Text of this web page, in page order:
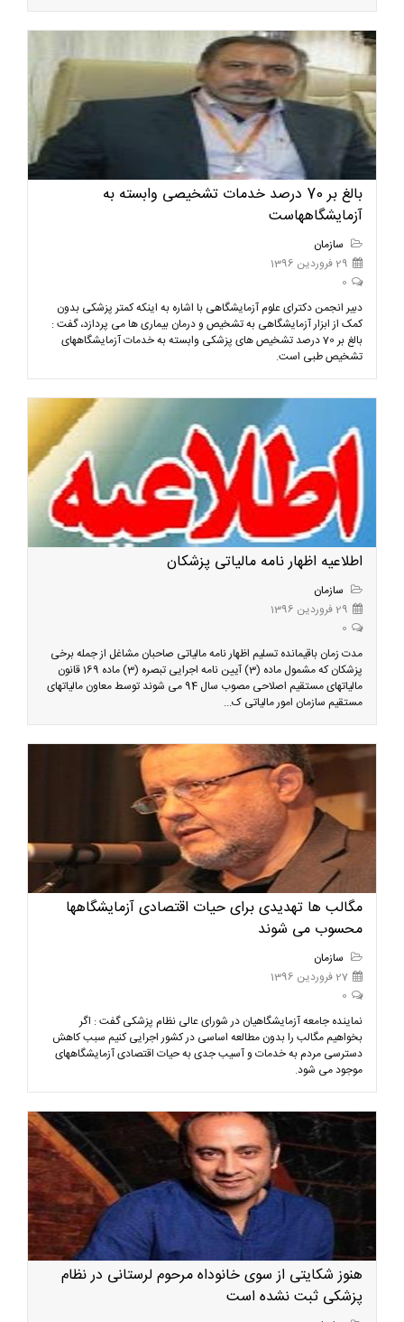
بالغ بر 70 درصد خدمات تشخیصی وابسته به
آزمایشگاههاست
سازمان
29 فروردین 1396
0
دبیر انجمن دکترای علوم آزمایشگاهی با اشاره به اینکه کمتر پزشکی بدون
کمک از ابزار آزمایشگاهی به تشخیص و درمان بیماری ها می پردازد، گفت :
بالغ بر 70 درصد تشخیص های پزشکی وابسته به خدمات آزمایشگاههای
تشخیص طبی است.
اطلاعیه اظهار نامه مالیاتی پزشکان
سازمان
29 فروردین 1396
0
مدت زمان باقیمانده تسلیم اظهار نامه مالیاتی صاحبان مشاغل از جمله برخی
پزشکان که مشمول ماده (3) آیین نامه اجرایی تبصره (3) ماده 169 قانون
مالیاتهای مستقیم اصلاحی مصوب سال 94 می شوند توسط معاون مالیاتهای
مستقیم سازمان امور مالیاتی ک...
مگالب ها تهدیدی برای حیات اقتصادی آزمایشگاهها
محسوب می شوند
سازمان
27 فروردین 1396
0
نماینده جامعه آزمایشگاهیان در شورای عالی نظام پزشکی گفت : اگر
بخواهیم مگالب را بدون مطالعه اساسی در کشور اجرایی کنیم سبب کاهش
دسترسی مردم به خدمات و آسیب جدی به حیات اقتصادی آزمایشگاههای
موجود می شود.
هنوز شکایتی از سوی خانوداه مرحوم لرستانی در نظام
پزشکی ثبت نشده است